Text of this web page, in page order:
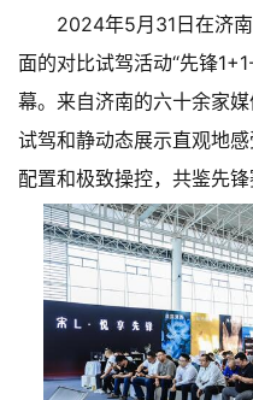
2024年5月31日在济
面的对比试驾活动“先锋
幕。 来自济南的六十余家媒
试驾和静动态展示直观地
配置和极致操控，共鉴先锋